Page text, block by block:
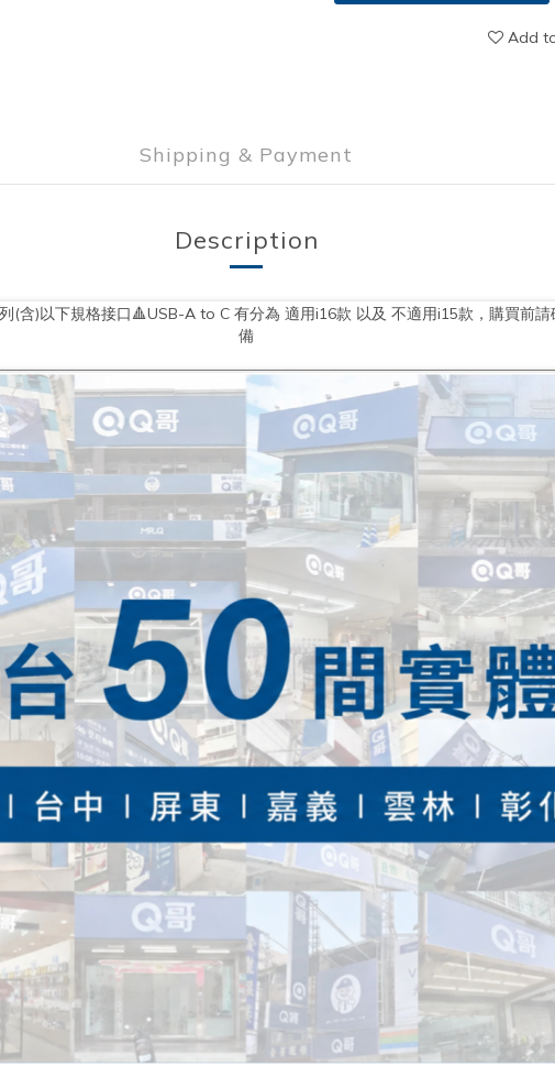
Add
Shipping & Payment
Description
含)以下規格接口🔺USB-A to C 有分為 適用i16款 以及 不適用i15款，購買前
備